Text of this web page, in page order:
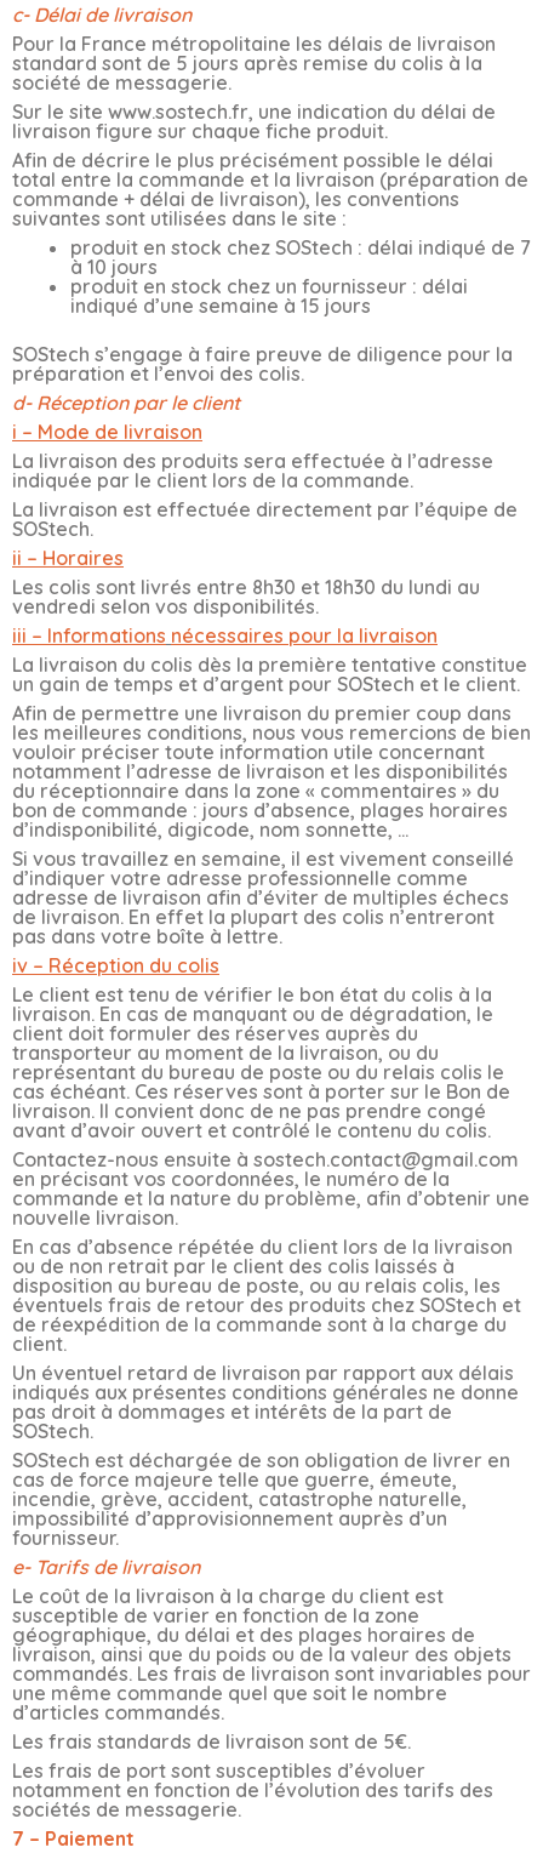
c- Délai de livraison
Pour la France métropolitaine les délais de livraison
standard sont de 5 jours après remise du colis à la
société de messagerie.
Sur le site www.sostech.fr, une indication du délai de
livraison figure sur chaque fiche produit.
Afin de décrire le plus précisément possible le délai
total entre la commande et la livraison (préparation de
commande + délai de livraison), les conventions
suivantes sont utilisées dans le site :
produit en stock chez SOStech : délai indiqué de 7
à 10 jours
produit en stock chez un fournisseur : délai
indiqué d’une semaine à 15 jours
SOStech s’engage à faire preuve de diligence pour la
préparation et l’envoi des colis.
d- Réception par le client
i – Mode de livraison
La livraison des produits sera effectuée à l’adresse
indiquée par le client lors de la commande.
La livraison est effectuée directement par l’équipe de
SOStech.
ii – Horaires
Les colis sont livrés entre 8h30 et 18h30 du lundi au
vendredi selon vos disponibilités.
iii – Informations nécessaires pour la livraison
La livraison du colis dès la première tentative constitue
un gain de temps et d’argent pour SOStech et le client.
Afin de permettre une livraison du premier coup dans
les meilleures conditions, nous vous remercions de bien
vouloir préciser toute information utile concernant
notamment l’adresse de livraison et les disponibilités
du réceptionnaire dans la zone « commentaires » du
bon de commande : jours d’absence, plages horaires
d’indisponibilité, digicode, nom sonnette, …
Si vous travaillez en semaine, il est vivement conseillé
d’indiquer votre adresse professionnelle comme
adresse de livraison afin d’éviter de multiples échecs
de livraison. En effet la plupart des colis n’entreront
pas dans votre boîte à lettre.
iv – Réception du colis
Le client est tenu de vérifier le bon état du colis à la
livraison. En cas de manquant ou de dégradation, le
client doit formuler des réserves auprès du
transporteur au moment de la livraison, ou du
représentant du bureau de poste ou du relais colis le
cas échéant. Ces réserves sont à porter sur le Bon de
livraison. Il convient donc de ne pas prendre congé
avant d’avoir ouvert et contrôlé le contenu du colis.
Contactez-nous ensuite à sostech.contact@gmail.com
en précisant vos coordonnées, le numéro de la
commande et la nature du problème, afin d’obtenir une
nouvelle livraison.
En cas d’absence répétée du client lors de la livraison
ou de non retrait par le client des colis laissés à
disposition au bureau de poste, ou au relais colis, les
éventuels frais de retour des produits chez SOStech et
de réexpédition de la commande sont à la charge du
client.
Un éventuel retard de livraison par rapport aux délais
indiqués aux présentes conditions générales ne donne
pas droit à dommages et intérêts de la part de
SOStech.
SOStech est déchargée de son obligation de livrer en
cas de force majeure telle que guerre, émeute,
incendie, grève, accident, catastrophe naturelle,
impossibilité d’approvisionnement auprès d’un
fournisseur.
e- Tarifs de livraison
Le coût de la livraison à la charge du client est
susceptible de varier en fonction de la zone
géographique, du délai et des plages horaires de
livraison, ainsi que du poids ou de la valeur des objets
commandés. Les frais de livraison sont invariables pour
une même commande quel que soit le nombre
d’articles commandés.
Les frais standards de livraison sont de 5€.
Les frais de port sont susceptibles d’évoluer
notamment en fonction de l’évolution des tarifs des
sociétés de messagerie.
7 – Paiement